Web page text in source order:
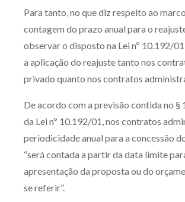
Para tanto, no que diz respeito ao
contagem do prazo anual para o
observar o disposto na Lei nº 10.192/
a aplicação do reajuste tanto nos
privado quanto nos contratos
De acordo com a previsão contida no §
da Lei nº 10.192/01, nos contratos
periodicidade anual para a concessão
“será contada a partir da data limite
apresentação da proposta ou do
se referir”.